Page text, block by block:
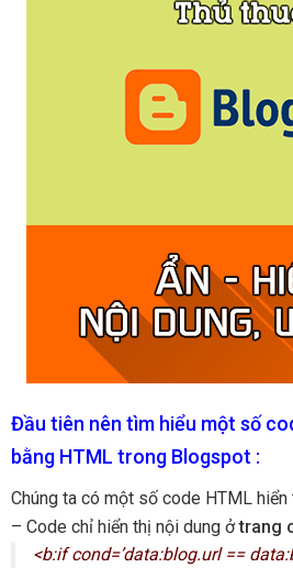
Đầu tiên nên tìm hiểu một số
bằng HTML trong Blogspot :
Chúng ta có một số code HTML hiển
– Code chỉ hiển thị nội dung ởtrang
<b:if cond=’data:blog.url ==